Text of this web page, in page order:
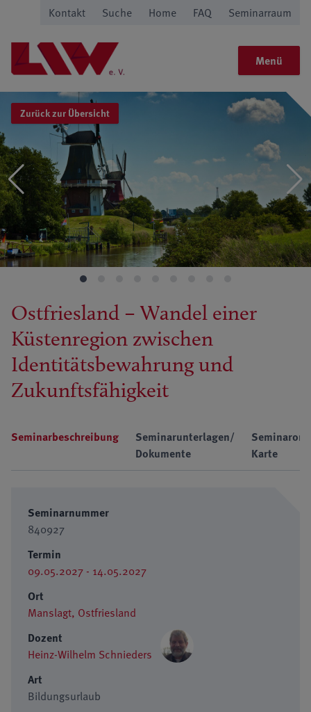
Kontakt Suche Home FAQ Seminarraum
Menü
Zurück zur Übersicht
Ostfriesland – Wandel einer
Küstenregion zwischen
Identitätsbewahrung und
Zukunftsfähigkeit
Seminarbeschreibung
Seminarunterlagen/
Dokumente
Seminarort/
Karte
Seminarnummer
840927
Termin
09.05.2027 - 14.05.2027
Ort
Manslagt, Ostfriesland
Dozent
Heinz-Wilhelm Schnieders
Art
Bildungsurlaub